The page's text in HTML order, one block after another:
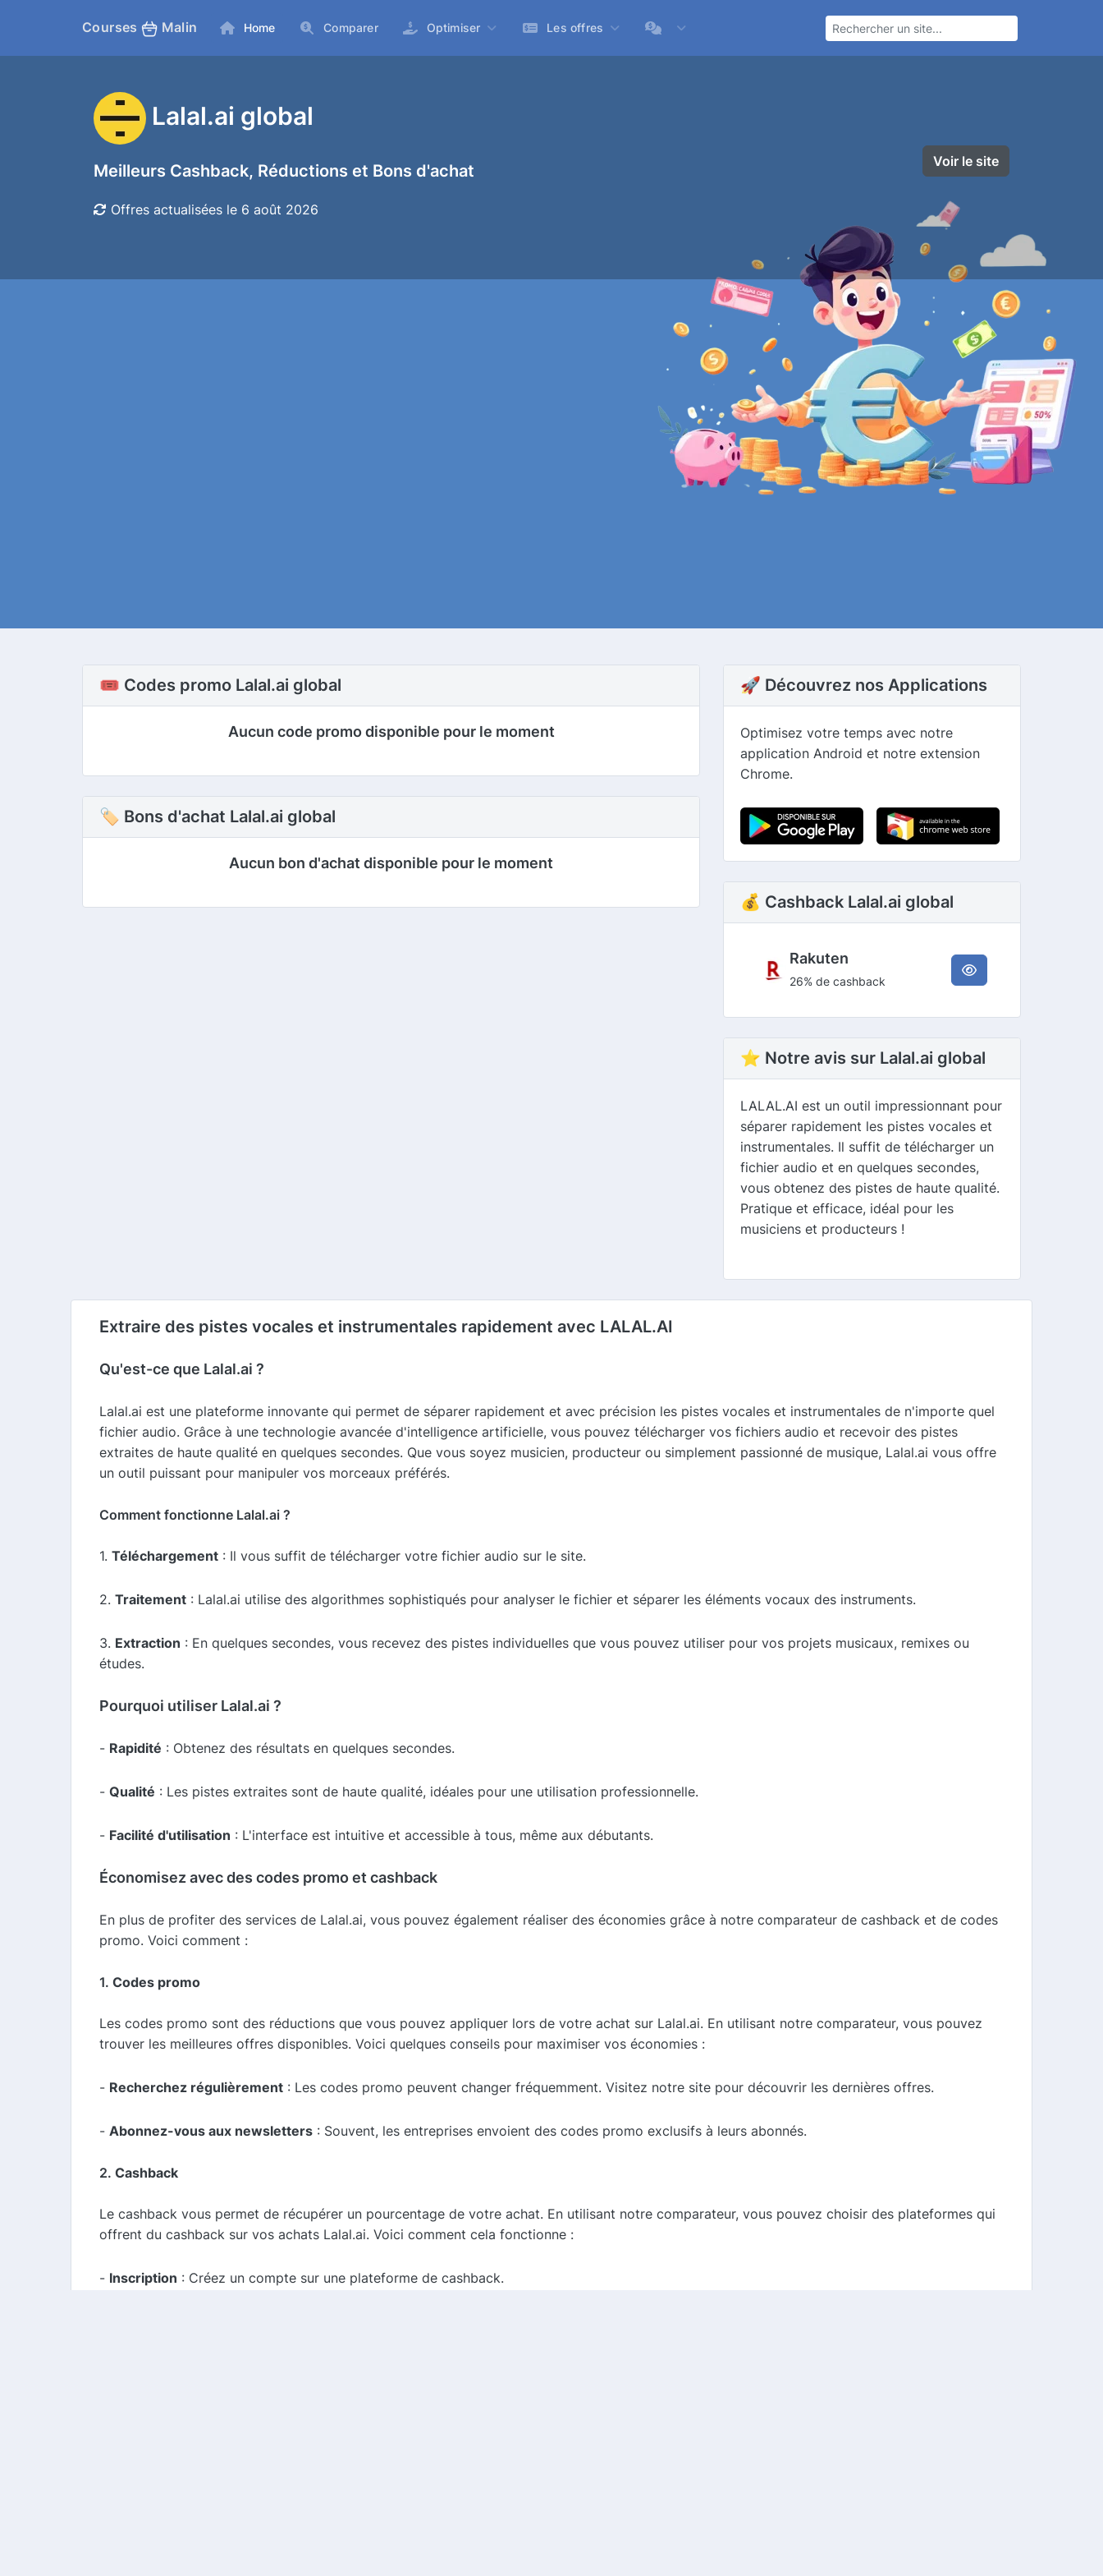
Courses Malin Home Comparer Optimiser Les offres
Lalal.ai global
Meilleurs Cashback, Réductions et Bons d'achat
Offres actualisées le 6 août 2026
Voir le site
🎟️ Codes promo Lalal.ai global
Aucun code promo disponible pour le moment
🏷 Bons d'achat Lalal.ai global
Aucun bon d'achat disponible pour le moment
🚀 Découvrez nos Applications
Optimisez votre temps avec notre
application Android et notre extension
Chrome.
💰 Cashback Lalal.ai global
Rakuten
26% de cashback
⭐ Notre avis sur Lalal.ai global
LALAL.AI est un outil impressionnant pour
séparer rapidement les pistes vocales et
instrumentales. Il suffit de télécharger un
fichier audio et en quelques secondes,
vous obtenez des pistes de haute qualité.
Pratique et efficace, idéal pour les
musiciens et producteurs !
Extraire des pistes vocales et instrumentales rapidement avec LALAL.AI
Qu'est-ce que Lalal.ai ?
Lalal.ai est une plateforme innovante qui permet de séparer rapidement et avec précision les pistes vocales et instrumentales de n'importe quel
fichier audio. Grâce à une technologie avancée d'intelligence artificielle, vous pouvez télécharger vos fichiers audio et recevoir des pistes
extraites de haute qualité en quelques secondes. Que vous soyez musicien, producteur ou simplement passionné de musique, Lalal.ai vous offre
un outil puissant pour manipuler vos morceaux préférés.
Comment fonctionne Lalal.ai ?
1. Téléchargement : Il vous suffit de télécharger votre fichier audio sur le site.
2. Traitement : Lalal.ai utilise des algorithmes sophistiqués pour analyser le fichier et séparer les éléments vocaux des instruments.
3. Extraction : En quelques secondes, vous recevez des pistes individuelles que vous pouvez utiliser pour vos projets musicaux, remixes ou
études.
Pourquoi utiliser Lalal.ai ?
- Rapidité : Obtenez des résultats en quelques secondes.
- Qualité : Les pistes extraites sont de haute qualité, idéales pour une utilisation professionnelle.
- Facilité d'utilisation : L'interface est intuitive et accessible à tous, même aux débutants.
Économisez avec des codes promo et cashback
En plus de profiter des services de Lalal.ai, vous pouvez également réaliser des économies grâce à notre comparateur de cashback et de codes
promo. Voici comment :
1. Codes promo
Les codes promo sont des réductions que vous pouvez appliquer lors de votre achat sur Lalal.ai. En utilisant notre comparateur, vous pouvez
trouver les meilleures offres disponibles. Voici quelques conseils pour maximiser vos économies :
- Recherchez régulièrement : Les codes promo peuvent changer fréquemment. Visitez notre site pour découvrir les dernières offres.
- Abonnez-vous aux newsletters : Souvent, les entreprises envoient des codes promo exclusifs à leurs abonnés.
2. Cashback
Le cashback vous permet de récupérer un pourcentage de votre achat. En utilisant notre comparateur, vous pouvez choisir des plateformes qui
offrent du cashback sur vos achats Lalal.ai. Voici comment cela fonctionne :
- Inscription : Créez un compte sur une plateforme de cashback.